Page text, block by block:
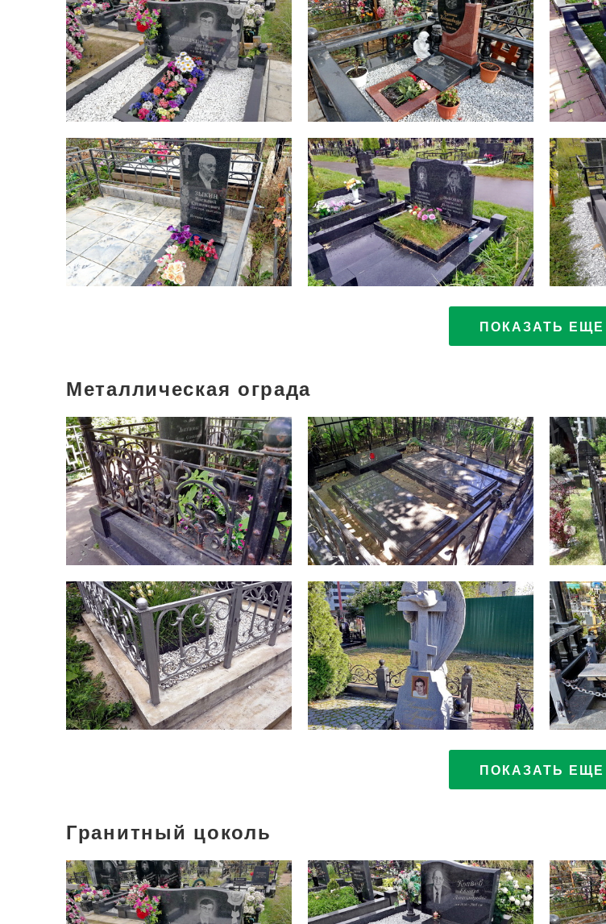
ПОКАЗАТЬ ЕЩЕ
Металлическая ограда
ПОКАЗАТЬ ЕЩЕ
Гранитный цоколь